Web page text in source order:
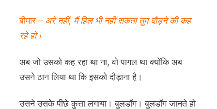
बीमार – अरे नहीं, मैं हिल भी नहीं सकता तुम दौड़ने की कह
रहे हो।
अब जो उसको कह रहा था ना, वो पागल था क्योंकि अब
उसने ठान लिया था कि इसको दौड़ाना है।
उसने उसके पीछे कुत्ता लगाया। बुलडॉग। बुलडॉग जानते हो